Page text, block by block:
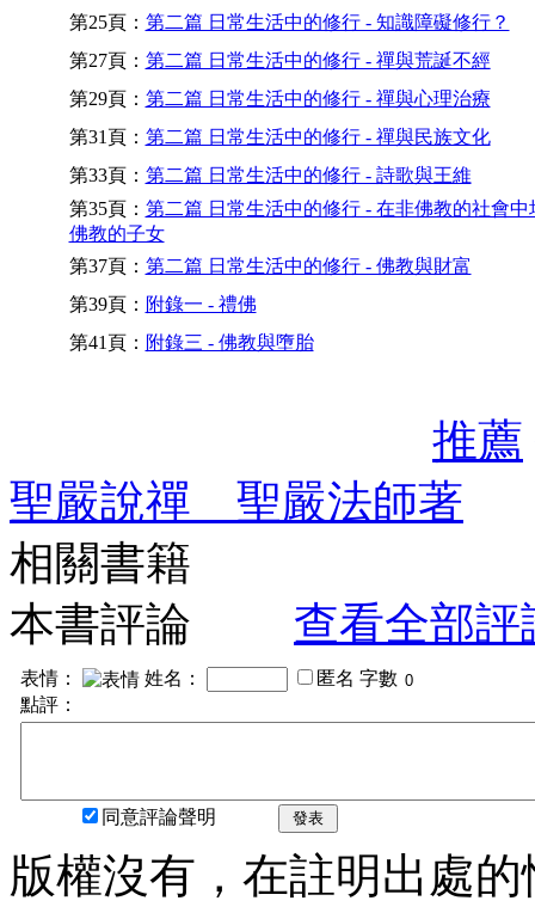
第25頁： 第二篇 日常生活中的修行 - 知識障礙修行？
第27頁： 第二篇 日常生活中的修行 - 禪與荒誕不經
第29頁： 第二篇 日常生活中的修行 - 禪與心理治療
第31頁： 第二篇 日常生活中的修行 - 禪與民族文化
第33頁： 第二篇 日常生活中的修行 - 詩歌與王維
第35頁： 第二篇 日常生活中的修行 - 在非佛教的社會中
佛教的子女
第37頁： 第二篇 日常生活中的修行 - 佛教與財富
第39頁： 附錄一 - 禮佛
第41頁： 附錄三 - 佛教與墮胎
推薦
聖嚴說禪 聖嚴法師著
相關書籍
本書評論
查看全部評
表情： 姓名： 匿名 字數
點評：
同意評論聲明 發表
版權沒有，在註明出處